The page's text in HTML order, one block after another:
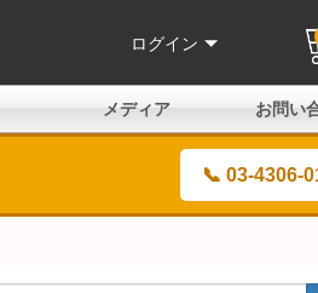
ログイン
メディア お問い
📞 03-4306-